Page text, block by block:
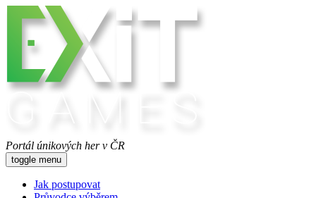
Portál únikových her v ČR
toggle menu
Jak postupovat